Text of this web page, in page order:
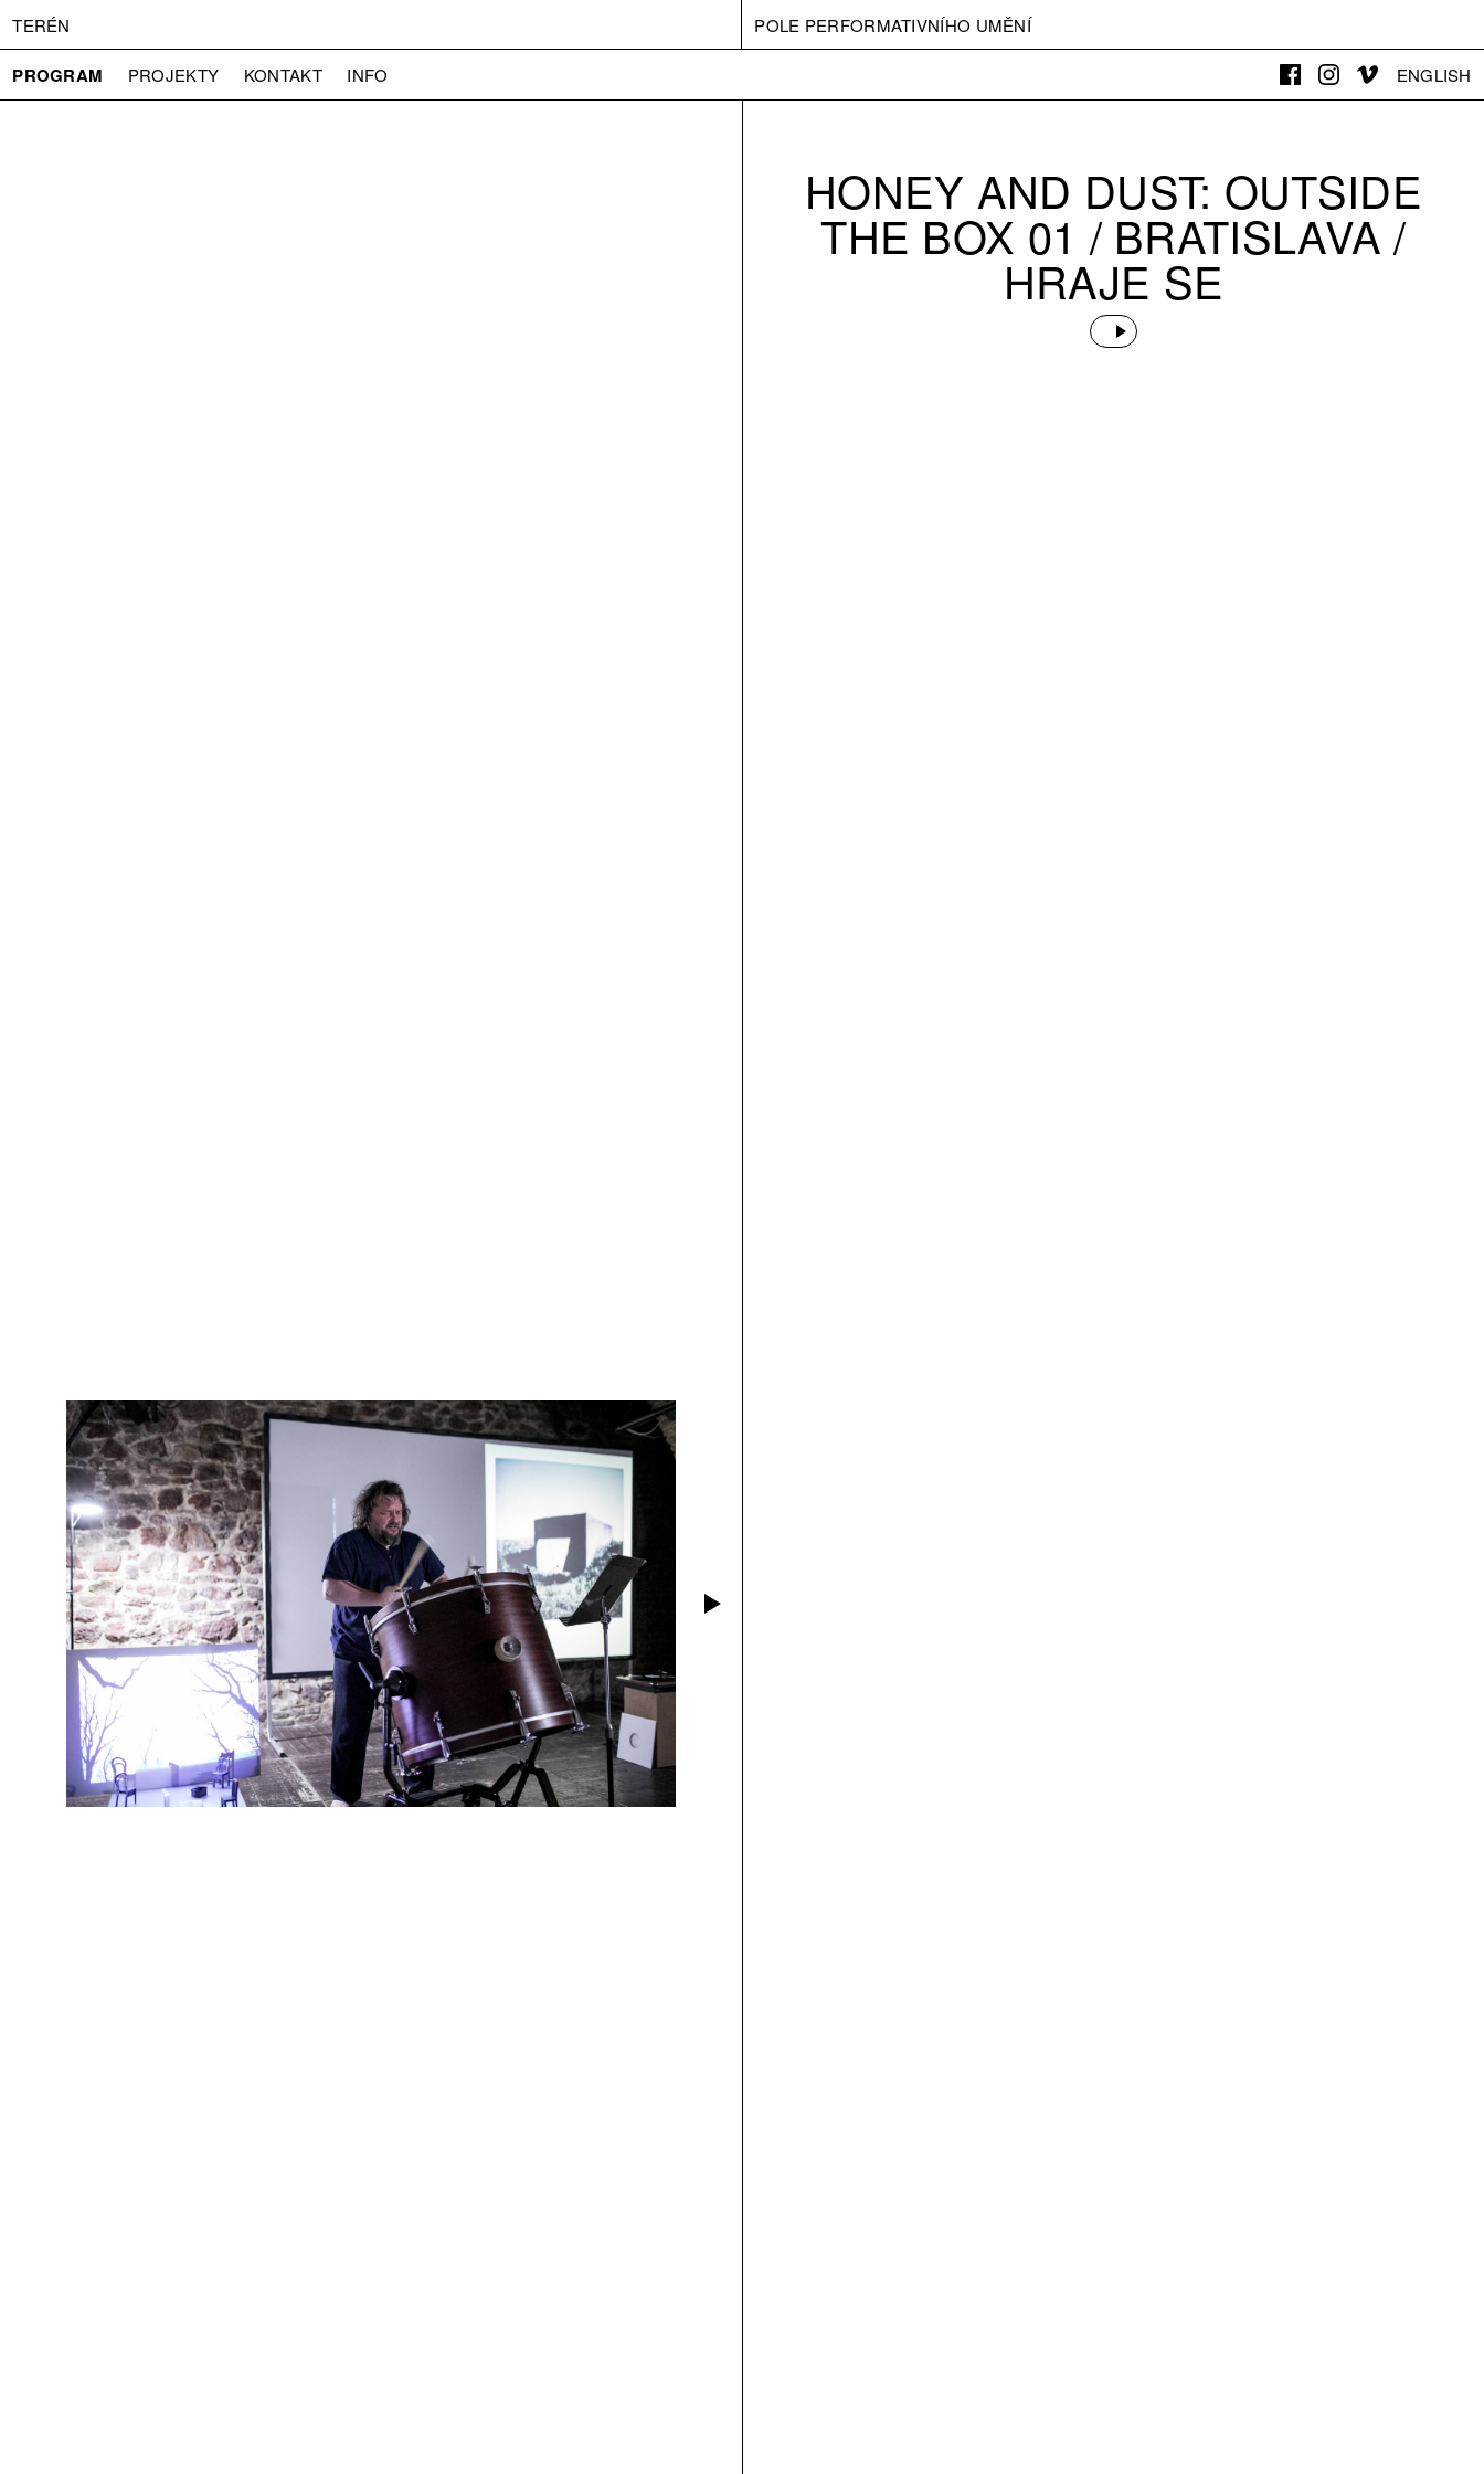
TERÉN POLE PERFORMATIVNÍHO UMĚNÍ
PROGRAM PROJEKTY KONTAKT
INFO
ENGLISH
HONEY AND DUST: OUTSIDE
THE BOX 01 / BRATISLAVA /
HRAJE SE